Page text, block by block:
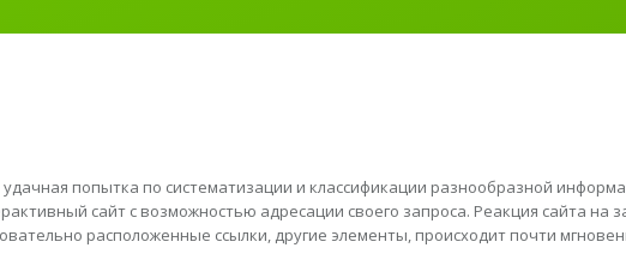
удачная попытка по систематизации и классификации разнообразной
сайт с возможностью адресации своего запроса. Реакция сайта на
расположенные ссылки, другие элементы, происходит почти